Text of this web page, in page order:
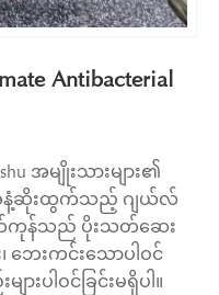
Antibacterial
အမျိုးသားများ၏
အနံ့ဆိုးထွက်သည့် ဂျယ်လ်
န်သည် ပိုးသတ်ဆေး
ဘေးကင်းသောပါဝင်
ျားပါဝင်ခြင်းမရှိပါ။